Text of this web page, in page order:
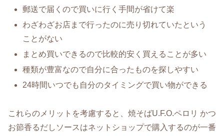
郵送で届くので買いに行く手間が省けて楽
わざわざお店まで行ったのに売り切れていたという
ことがない
まとめ買いできるので比較的安く買えることが多い
種類が豊富なので自分に合ったものを探しやすい
24時間いつでも自分のタイミングで買い物ができる
これらのメリットを考慮すると、焼そばU.F.O.ペロリ かつ
お節香るだしソースはネットショップで購入するのが一番